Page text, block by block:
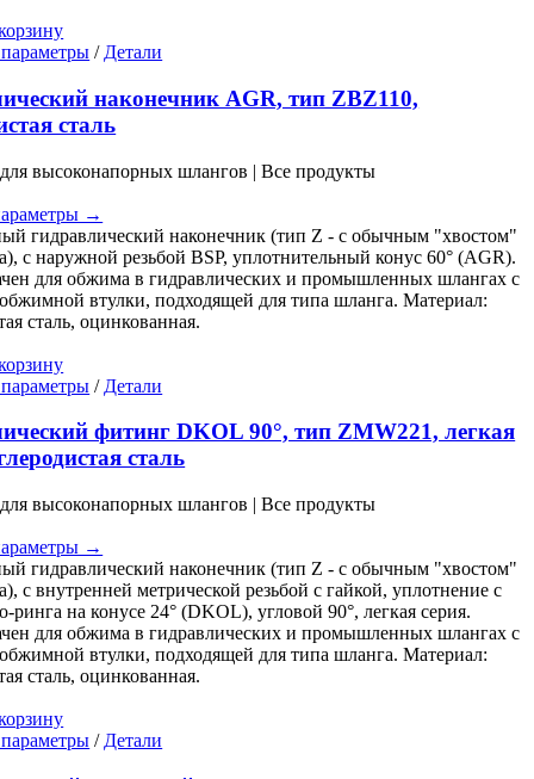
Этот
имеет
несколько
вариаций.
можно
на
странице
товара.
/ Детали
наконечник AGR, тип ZBZ110,
сталь
высоконапорных шлангов | Все продукты
→
гидравлический наконечник (тип Z - с обычным "хвостом"
с наружной резьбой BSP, уплотнительный конус 60° (AGR).
для обжима в гидравлических и промышленных шлангах с
втулки, подходящей для типа шланга. Материал:
сталь, оцинкованная.
Этот
имеет
несколько
вариаций.
можно
на
странице
товара.
/ Детали
фитинг DKOL 90°, тип ZMW221, легкая
сталь
высоконапорных шлангов | Все продукты
→
гидравлический наконечник (тип Z - с обычным "хвостом"
с внутренней метрической резьбой с гайкой, уплотнение с
на конусе 24° (DKOL), угловой 90°, легкая серия.
для обжима в гидравлических и промышленных шлангах с
втулки, подходящей для типа шланга. Материал:
сталь, оцинкованная.
Этот
/ Детали